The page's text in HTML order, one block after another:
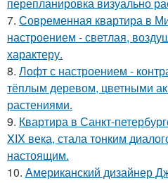
7. Современная квартира в
настроением - светлая,
характеру.
8. Лофт с настроением -
тёплым деревом, цветными
растениями.
9. Квартира в Санкт-
XIX века, стала тонким
настоящим.
10. Американский дизайнер